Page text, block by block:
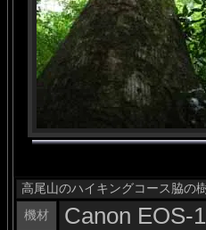
高尾山のハイキングコース脇の
機材
Canon EOS-